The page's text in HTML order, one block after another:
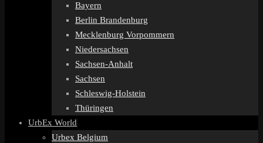
Bayern
Berlin Brandenburg
Mecklenburg Vorpommern
Niedersachsen
Sachsen-Anhalt
Sachsen
Schleswig-Holstein
Thüringen
UrbEx World
Urbex Belgium